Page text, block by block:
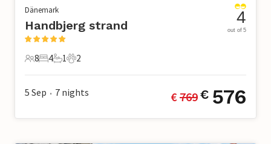
Dänemark
Handbjerg strand
8 Gäste
8
4 Schlafzimmer
4
1 Badezimmer
1
2 Haustiere
2
4
out of 5
5 Sep • 7 nights € 769€ 576